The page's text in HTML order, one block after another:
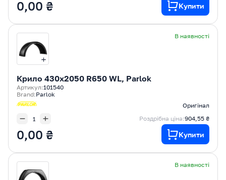
0,00 ₴ Купити
В наявності
Крилo 430x2050 R650 WL, Parlok
Артикул:101540
Brand:Parlok
Оригінал
Роздрібна ціна:904,55 ₴
0,00 ₴ Купити
В наявності